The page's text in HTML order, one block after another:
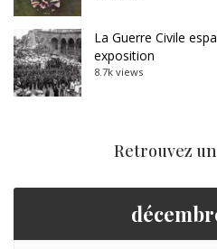
La Guerre Civile
exposition
8.7k views
Retrouvez